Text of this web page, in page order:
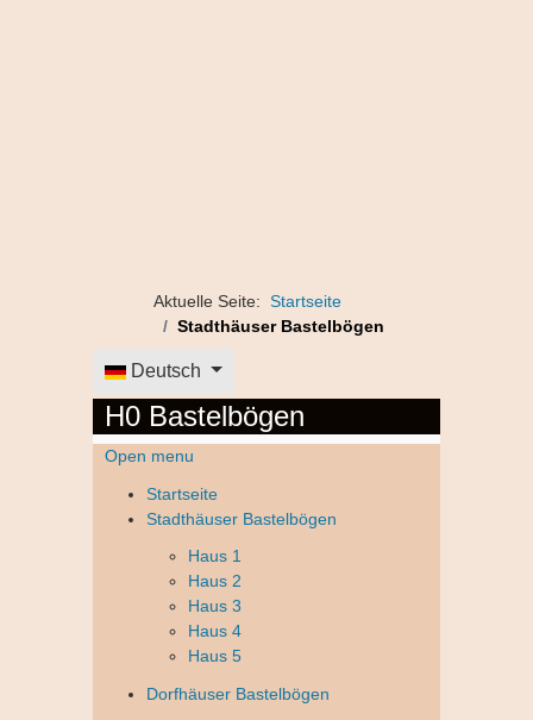
Aktuelle Seite: Startseite
Stadthäuser Bastelbögen
Sprache auswählen
Deutsch
H0 Bastelbögen
Open menu
Startseite
Stadthäuser Bastelbögen
Haus 1
Haus 2
Haus 3
Haus 4
Haus 5
Dorfhäuser Bastelbögen